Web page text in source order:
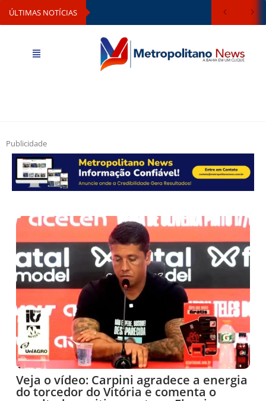
ÚLTIMAS NOTÍCIAS
Publicidade
Veja o vídeo: Carpini agradece a energia
do torcedor do Vitória e comenta o